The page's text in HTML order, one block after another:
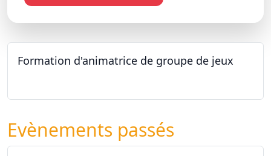
Formation d'animatrice de groupe de jeux
Evènements passés